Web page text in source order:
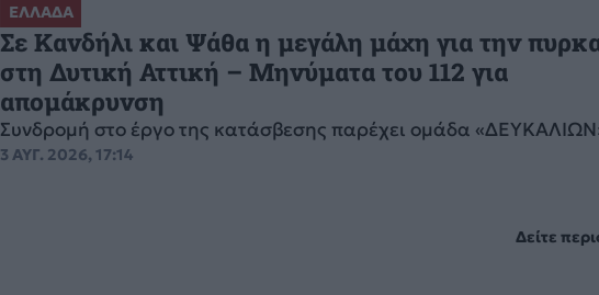
ΕΛΛΑΔΑ
Σε Κανδήλι και Ψάθα η μεγάλη μάχη για την
στη Δυτική Αττική – Μηνύματα του 112 για
απομάκρυνση
Συνδρομή στο έργο της κατάσβεσης παρέχει ομάδα
3 ΑΥΓ. 2026, 17:14
Δείτε